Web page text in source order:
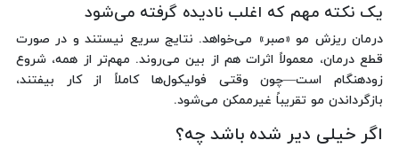
یک نکته مهم که اغلب نادیده گرفته می‌شود
درمان ریزش مو «صبر» می‌خواهد. نتایج سریع نیستند و در صورت
قطع درمان، معمولاً اثرات هم از بین می‌روند. مهم‌تر از همه، شروع
زودهنگام است—چون وقتی فولیکول‌ها کاملاً از کار بیفتند،
بازگرداندن مو تقریباً غیرممکن می‌شود.
اگر خیلی دیر شده باشد چه؟